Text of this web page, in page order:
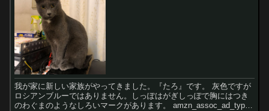
我が家に新しい家族がやってきました。『たろ』です。 灰色ですが
ロシアンブルーではありません。しっぽはがぎしっぽで胸にはつき
のわぐまのようなしろいマークがあります。 amzn_assoc_ad_type